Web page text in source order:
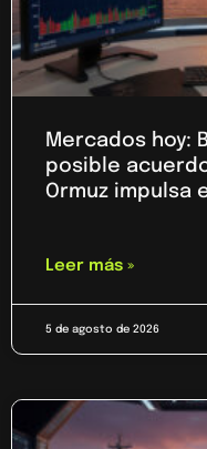
Mercados hoy:
posible
Ormuz impulsa
Leer más »
5 de agosto de 2026